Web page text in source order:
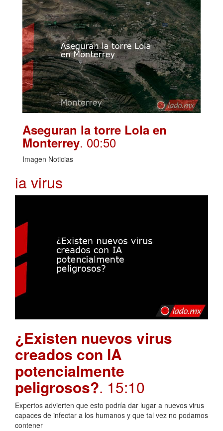
Aseguran la torre Lola en
Monterrey. 00:50
Imagen Noticias
ia virus
¿Existen nuevos virus
creados con IA
potencialmente
peligrosos?. 15:10
Expertos advierten que esto podría dar lugar a nuevos virus
capaces de infectar a los humanos y que tal vez no podamos
contener